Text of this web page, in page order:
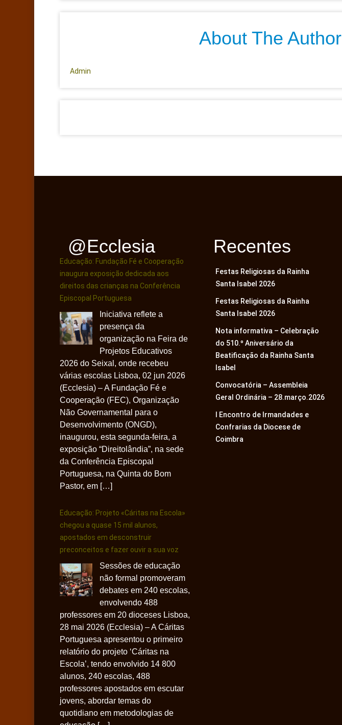
About The Author
Admin
@ecclesia
Educação: Fundação Fé e Cooperação
inaugura exposição dedicada aos
direitos das crianças na Conferência
Episcopal Portuguesa
Iniciativa reflete a
presença da
organização na Feira de
Projetos Educativos
2026 do Seixal, onde recebeu
várias escolas Lisboa, 02 jun 2026
(Ecclesia) – A Fundação Fé e
Cooperação (FEC), Organização
Não Governamental para o
Desenvolvimento (ONGD),
inaugurou, esta segunda-feira, a
exposição “Direitolândia”, na sede
da Conferência Episcopal
Portuguesa, na Quinta do Bom
Pastor, em […]
Educação: Projeto «Cáritas na Escola»
chegou a quase 15 mil alunos,
apostados em desconstruir
preconceitos e fazer ouvir a sua voz
Sessões de educação
não formal promoveram
debates em 240 escolas,
envolvendo 488
professores em 20 dioceses Lisboa,
28 mai 2026 (Ecclesia) – A Cáritas
Portuguesa apresentou o primeiro
relatório do projeto ‘Cáritas na
Escola’, tendo envolvido 14 800
alunos, 240 escolas, 488
professores apostados em escutar
jovens, abordar temas do
quotidiano em metodologias de
Recentes
Festas Religiosas da Rainha
Santa Isabel 2026
Festas Religiosas da Rainha
Santa Isabel 2026
Nota informativa – Celebração
do 510.º Aniversário da
Beatificação da Rainha Santa
Isabel
Convocatória – Assembleia
Geral Ordinária – 28.março.2026
I Encontro de Irmandades e
Confrarias da Diocese de
Coimbra